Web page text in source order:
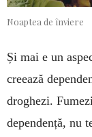
Noaptea de înviere
Și mai e un
creează
droghezi.
dependență, nu